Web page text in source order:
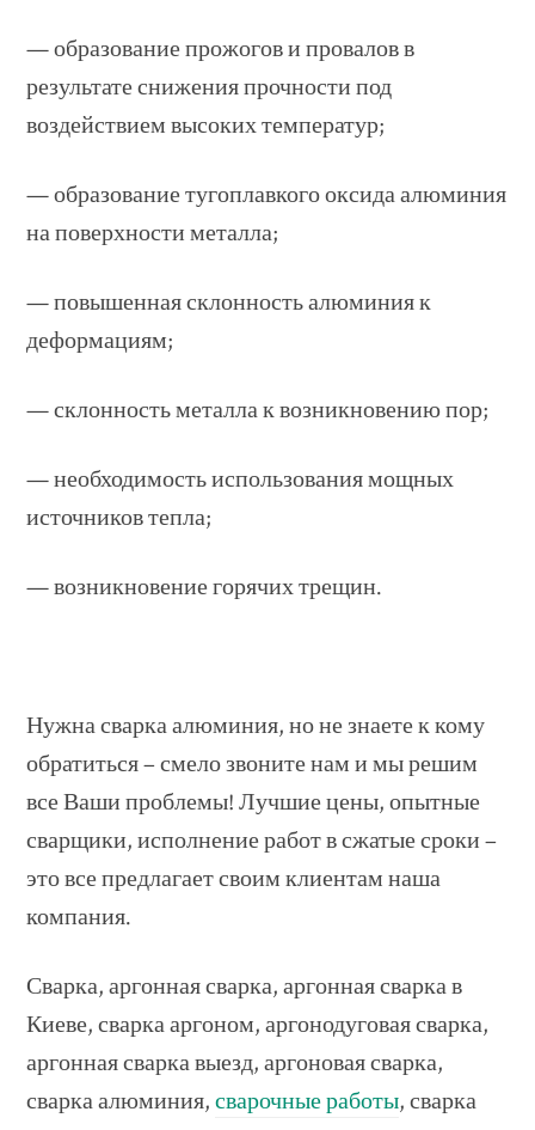
— образование прожогов и провалов в
результате снижения прочности под
воздействием высоких температур;
— образование тугоплавкого оксида алюминия
на поверхности металла;
— повышенная склонность алюминия к
деформациям;
— склонность металла к возникновению пор;
— необходимость использования мощных
источников тепла;
— возникновение горячих трещин.
Нужна сварка алюминия, но не знаете к кому
обратиться – смело звоните нам и мы решим
все Ваши проблемы! Лучшие цены, опытные
сварщики, исполнение работ в сжатые сроки –
это все предлагает своим клиентам наша
компания.
Сварка, аргонная сварка, аргонная сварка в
Киеве, сварка аргоном, аргонодуговая сварка,
аргонная сварка выезд, аргоновая сварка,
сварка алюминия,сварочные работы, сварка